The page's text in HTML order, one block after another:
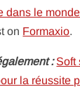
dans le
on Formaxio.
: Soft
la réussite